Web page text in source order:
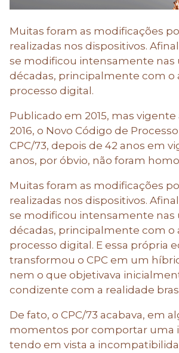
Muitas foram as modificações
realizadas nos dispositivos.
se modificou intensamente nas
décadas, principalmente com o
processo digital.
Publicado em 2015, mas vigente
2016, o Novo Código de
CPC/73, depois de 42 anos em
anos, por óbvio, não foram
Muitas foram as modificações
realizadas nos dispositivos.
se modificou intensamente nas
décadas, principalmente com o
processo digital. E essa própria
transformou o CPC em um
nem o que objetivava
condizente com a realidade
De fato, o CPC/73 acabava, em
momentos por comportar uma
tendo em vista a